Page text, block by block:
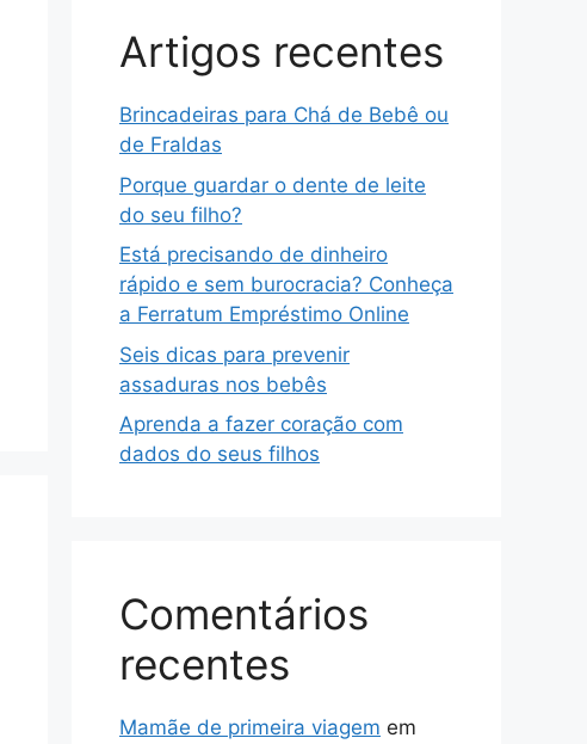
Artigos recentes
Brincadeiras para Chá de Bebê ou
de Fraldas
Porque guardar o dente de leite
do seu filho?
Está precisando de dinheiro
rápido e sem burocracia? Conheça
a Ferratum Empréstimo Online
Seis dicas para prevenir
assaduras nos bebês
Aprenda a fazer coração com
dados do seus filhos
Comentários
recentes
Mamãe de primeira viagem em